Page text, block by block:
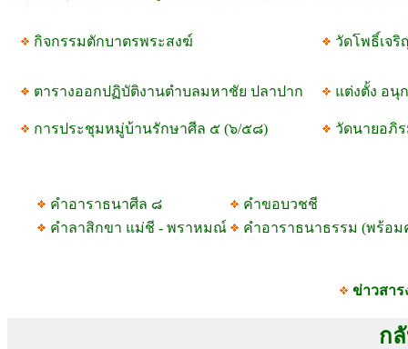
กิจกรรมตักบาตรพระสงฆ์ วัดโพธิ์เจ
ตารางออกปฏิบัติงานตำบลมหาชัย ปลาปาก แต่งตั้ง อนุ
การประชุมหมู่บ้านรักษาศีล ๕ (๖/๕๘) วัดนายอภิ
คำอาราธนาศีล ๘
คำขอบวชชี
คำลาสิกขา แม่ชี - พราหมณ์
คำอาราธนาธรรม (พร้อม
ข่าวสา
ก